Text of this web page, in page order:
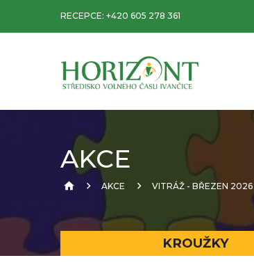
RECEPCE: +420 605 278 361
AKCE
AKCE VITRÁŽ - BŘEZEN 2026
KROUŽKY